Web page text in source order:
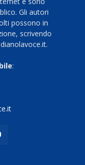
Gli autori
possono in
scrivendo
: